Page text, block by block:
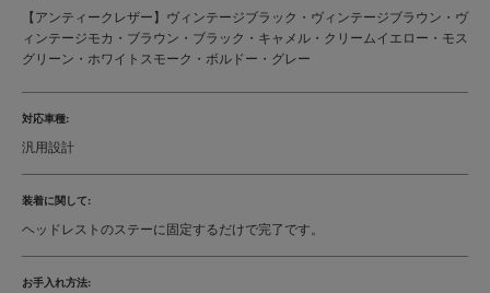
【アンティークレザー】ヴィンテージブラック・ヴィンテージブラウン・ヴ
ィンテージモカ・ブラウン・ブラック・キャメル・クリームイエロー・モス
グリーン・ホワイトスモーク・ボルドー・グレー
対応車種:
汎用設計
装着に関して:
ヘッドレストのステーに固定するだけで完了です。
お手入れ方法: